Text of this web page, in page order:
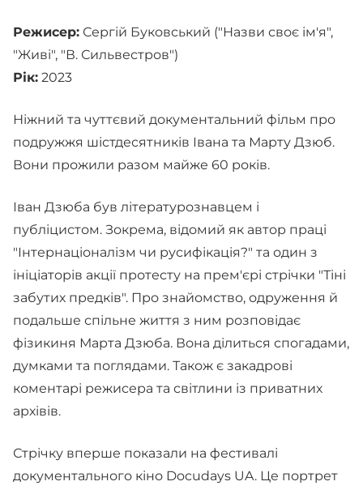
Режисер: Сергій Буковський ("Назви своє ім'я",
"Живі", "В. Сильвестров")
Рік: 2023
Ніжний та чуттєвий документальний фільм про
подружжя шістдесятників Івана та Марту Дзюб.
Вони прожили разом майже 60 років.
Іван Дзюба був літературознавцем і
публіцистом. Зокрема, відомий як автор праці
"Інтернаціоналізм чи русифікація?" та один з
ініціаторів акції протесту на прем'єрі стрічки "Тіні
забутих предків". Про знайомство, одруження й
подальше спільне життя з ним розповідає
фізикиня Марта Дзюба. Вона ділиться спогадами,
думками та поглядами. Також є закадрові
коментарі режисера та світлини із приватних
архівів.
Стрічку вперше показали на фестивалі
документального кіно Docudays UA. Це портрет